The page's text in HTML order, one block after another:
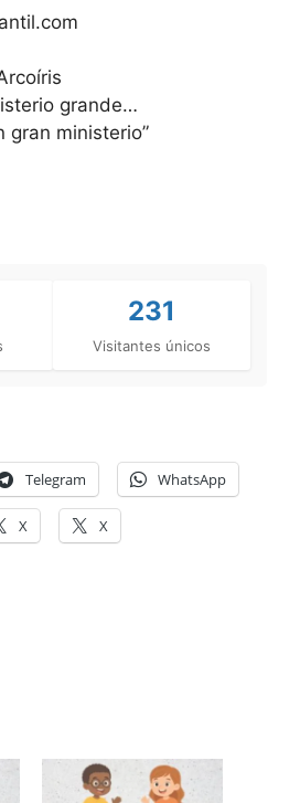
grande…
gran ministerio”
231
Visitantes únicos
Telegram WhatsApp
X X